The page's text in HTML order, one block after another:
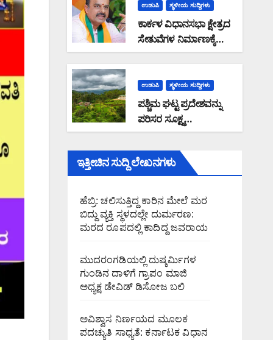
ಹೊರಟ್ಟಿ ರಾಜೀನಾಮೆ
ಉಡುಪಿ ಸ್ಥಳೀಯ ಸುದ್ದಿಗಳು
ಕಾರ್ಕಳ ವಿಧಾನಸಭಾ ಕ್ಷೇತ್ರದ
ಸೇತುವೆಗಳ ನಿರ್ಮಾಣಕ್ಕೆ
2.05 ಕೋಟಿ ಅನುದಾನ
ಕುಮಾರ್ ಮಾಹಿತಿ
ಉಡುಪಿ ಸ್ಥಳೀಯ ಸುದ್ದಿಗಳು
ಪಶ್ಚಿಮ ಘಟ್ಟ ಪ್ರದೇಶವನ್ನು
ಪರಿಸರ ಸೂಕ್ಷ್ಮ
ವಲಯವನ್ನಾಗಿ ಘೋಷಿಸಿದರೆ
ಅರಣ್ಯದಂಚಿನ ಜನರಿಗೆ
ಸಮಸ್ಯೆ: ರಾಜ್ಯ ಸರ್ಕಾರವು
ಭೌತಿಕ ಸಮೀಕ್ಷೆ ನಡೆಸಿ
ಜನವಸತಿ ಪ್ರದೇಶ
ವಿರಹಿತಗೊಳಿಸಿ ಜನರ
ಆತಂಕವನ್ನು ನಿವಾರಿಸಬೇಕು :
ಜಿಲ್ಲಾಧ್ಯಕ್ಷ ಗಂಗಾಧರ ಗೌಡ
ಆಗ್ರಹ
ಇತ್ತೀಚಿನ ಸುದ್ದಿ ಲೇಖನಗಳು
ಹೆಬ್ರಿ: ಚಲಿಸುತ್ತಿದ್ದ ಕಾರಿನ ಮೇಲೆ ಮರ
ಬಿದ್ದು ವ್ಯಕ್ತಿ ಸ್ಥಳದಲ್ಲೇ ದುರ್ಮರಣ:
ಮರದ ರೂಪದಲ್ಲಿ ಕಾದಿದ್ದ ಜವರಾಯ
ಮುದರಂಗಡಿಯಲ್ಲಿ ದುಷ್ಕರ್ಮಿಗಳ
ಗುಂಡಿನ ದಾಳಿಗೆ ಗ್ರಾಪಂ ಮಾಜಿ
ಅಧ್ಯಕ್ಷ ಡೇವಿಡ್ ಡಿಸೋಜ ಬಲಿ
ಅವಿಶ್ವಾಸ ನಿರ್ಣಯದ ಮೂಲಕ
ಪದಚ್ಯುತಿ ಸಾಧ್ಯತೆ: ಕರ್ನಾಟಕ ವಿಧಾನ